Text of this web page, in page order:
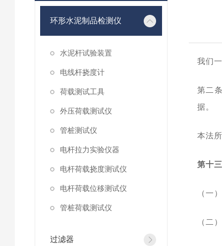
环形水泥制品检测仪
水泥杆试验装置
电线杆挠度计
荷载测试工具
外压荷载测试仪
管桩测试仪
电杆拉力实验仪器
电杆荷载挠度测试仪
电杆荷载位移测试仪
管桩荷载测试仪
过滤器
我们
第二
据。
本法
第十
（一
（二